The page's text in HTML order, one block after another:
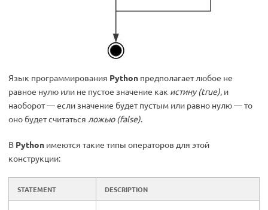
Язык программирования Python предполагает любое не
равное нулю или не пустое значение как истину (true), и
наоборот — если значение будет пустым или равно нулю — то
оно будет считаться ложью (false).
В Python имеются такие типы операторов для этой
конструкции:
STATEMENT DESCRIPTION